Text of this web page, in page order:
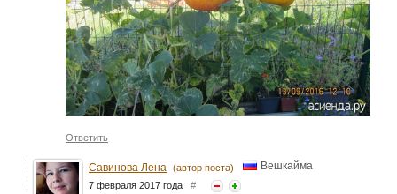
Ответить
Савинова Лена (автор поста) Вешкайма
7 февраля 2017 года #